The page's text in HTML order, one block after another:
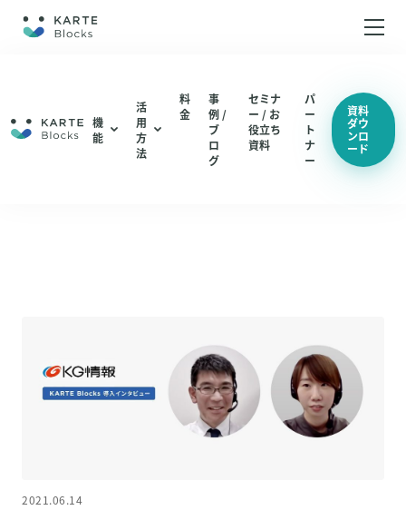
機能
ABテスト（仮説検証 / UIUX改善）
料金
機
能
編集・配信
活
用
方
法
ABテスト（仮説検証 / UIUX改善）
コスメ / 美容
BtoB SaaS
料
金
事
例 /
ブ
ロ
グ
セミナ
ー / お
役立ち
資料
パ
ー
ト
ナ
ー
資料
ダウ
ンロ
ード
2021.06.14